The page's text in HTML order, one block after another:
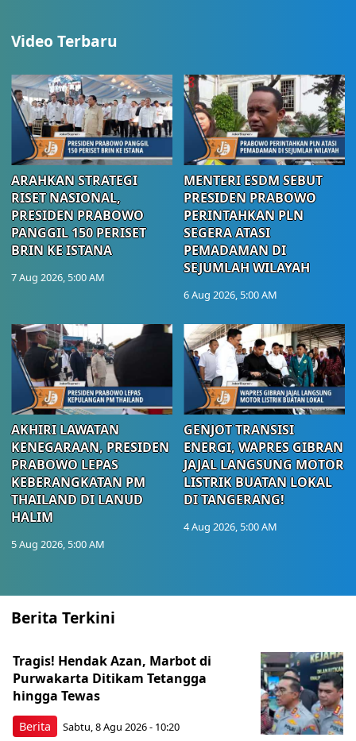
Video Terbaru
ARAHKAN STRATEGI
RISET NASIONAL,
PRESIDEN PRABOWO
PANGGIL 150 PERISET
BRIN KE ISTANA
7 Aug 2026, 5:00 AM
MENTERI ESDM SEBUT
PRESIDEN PRABOWO
PERINTAHKAN PLN
SEGERA ATASI
PEMADAMAN DI
SEJUMLAH WILAYAH
6 Aug 2026, 5:00 AM
AKHIRI LAWATAN
KENEGARAAN, PRESIDEN
PRABOWO LEPAS
KEBERANGKATAN PM
THAILAND DI LANUD
HALIM
5 Aug 2026, 5:00 AM
GENJOT TRANSISI
ENERGI, WAPRES GIBRAN
JAJAL LANGSUNG MOTOR
LISTRIK BUATAN LOKAL
DI TANGERANG!
4 Aug 2026, 5:00 AM
Berita Terkini
Berita
Tragis! Hendak Azan, Marbot di
Purwakarta Ditikam Tetangga
hingga Tewas
Sabtu, 8 Agu 2026 - 10:20